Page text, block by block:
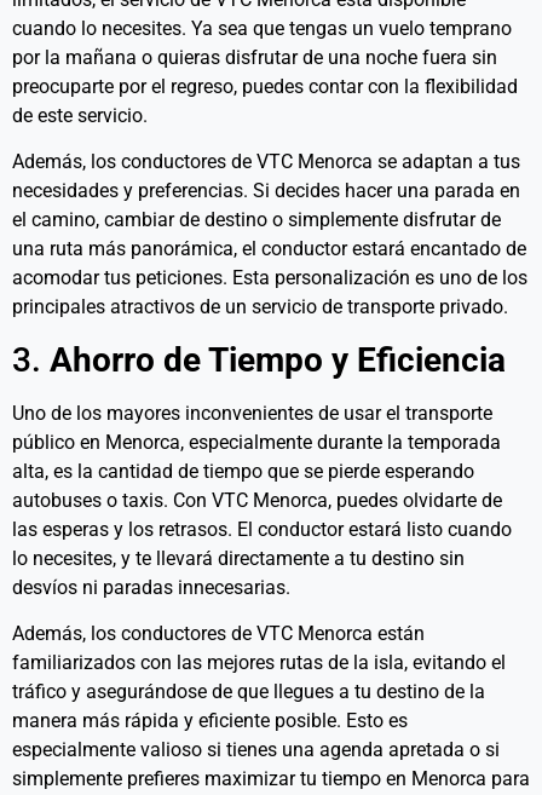
cuando lo necesites. Ya sea que tengas un vuelo temprano
por la mañana o quieras disfrutar de una noche fuera sin
preocuparte por el regreso, puedes contar con la flexibilidad
de este servicio.
Además, los conductores de VTC Menorca se adaptan a tus
necesidades y preferencias. Si decides hacer una parada en
el camino, cambiar de destino o simplemente disfrutar de
una ruta más panorámica, el conductor estará encantado de
acomodar tus peticiones. Esta personalización es uno de los
principales atractivos de un servicio de transporte privado.
3. Ahorro de Tiempo y Eficiencia
Uno de los mayores inconvenientes de usar el transporte
público en Menorca, especialmente durante la temporada
alta, es la cantidad de tiempo que se pierde esperando
autobuses o taxis. Con VTC Menorca, puedes olvidarte de
las esperas y los retrasos. El conductor estará listo cuando
lo necesites, y te llevará directamente a tu destino sin
desvíos ni paradas innecesarias.
Además, los conductores de VTC Menorca están
familiarizados con las mejores rutas de la isla, evitando el
tráfico y asegurándose de que llegues a tu destino de la
manera más rápida y eficiente posible. Esto es
especialmente valioso si tienes una agenda apretada o si
simplemente prefieres maximizar tu tiempo en Menorca para